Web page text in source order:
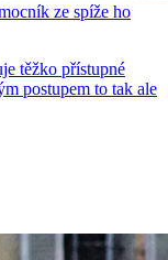
ze spíže ho
těžko přístupné
postupem to tak ale